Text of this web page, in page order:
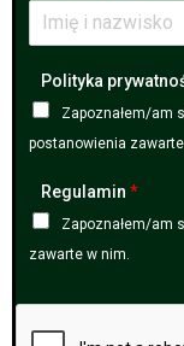
Polityka
Zapoznałem/am
postanowienia zawarte
Regulamin *
Zapoznałem/am
zawarte w nim.